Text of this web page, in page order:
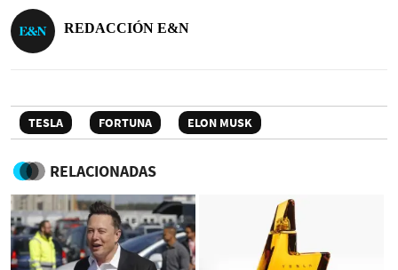
REDACCIÓN E&N
TESLA FORTUNA ELON MUSK
RELACIONADAS